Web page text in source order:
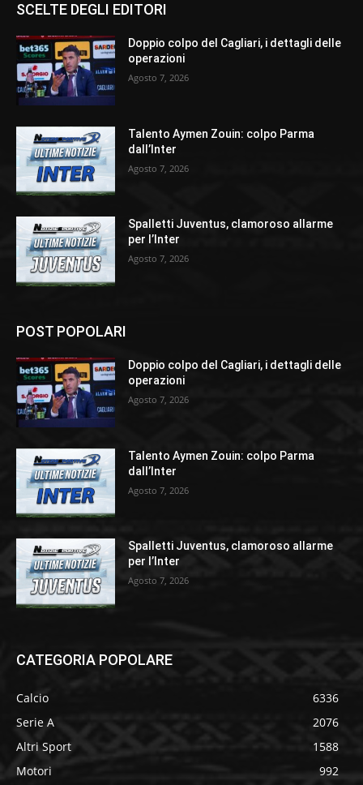
SCELTE DEGLI EDITORI
Doppio colpo del Cagliari, i dettagli delle
operazioni
Agosto 7, 2026
Talento Aymen Zouin: colpo Parma
dall’Inter
Agosto 7, 2026
Spalletti Juventus, clamoroso allarme
per l’Inter
Agosto 7, 2026
POST POPOLARI
Doppio colpo del Cagliari, i dettagli delle
operazioni
Agosto 7, 2026
Talento Aymen Zouin: colpo Parma
dall’Inter
Agosto 7, 2026
Spalletti Juventus, clamoroso allarme
per l’Inter
Agosto 7, 2026
CATEGORIA POPOLARE
Calcio
6336
Serie A
2076
Altri Sport
1588
Motori
992